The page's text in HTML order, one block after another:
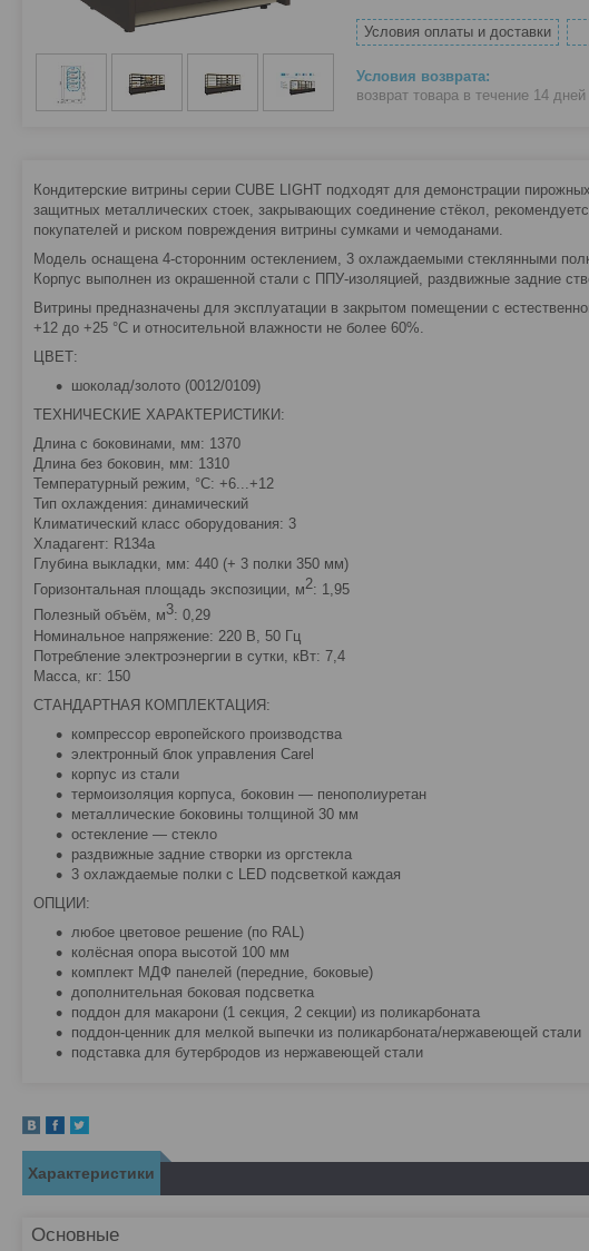
Условия оплаты и доставки
возврат товара в течение 14 дней
Кондитерские витрины серии CUBE LIGHT подходят для демонстрации
защитных металлических стоек, закрывающих соединение стёкол,
покупателей и риском повреждения витрины сумками и чемоданами.
Модель оснащена 4-сторонним остеклением, 3 охлаждаемыми стеклянными
Корпус выполнен из окрашенной стали с ППУ-изоляцией, раздвижные задние
Витрины предназначены для эксплуатации в закрытом помещении с
+12 до +25 °C и относительной влажности не более 60%.
ЦВЕТ:
шоколад/золото (0012/0109)
ТЕХНИЧЕСКИЕ ХАРАКТЕРИСТИКИ:
Длина с боковинами, мм: 1370
Длина без боковин, мм: 1310
Температурный режим, °C: +6...+12
Тип охлаждения: динамический
Климатический класс оборудования: 3
Хладагент: R134a
Глубина выкладки, мм: 440 (+ 3 полки 350 мм)
Горизонтальная площадь экспозиции, м2: 1,95
Полезный объём, м3: 0,29
Номинальное напряжение: 220 В, 50 Гц
Потребление электроэнергии в сутки, кВт: 7,4
Масса, кг: 150
СТАНДАРТНАЯ КОМПЛЕКТАЦИЯ:
компрессор европейского производства
электронный блок управления Carel
корпус из стали
термоизоляция корпуса, боковин — пенополиуретан
металлические боковины толщиной 30 мм
остекление — стекло
раздвижные задние створки из оргстекла
3 охлаждаемые полки с LED подсветкой каждая
ОПЦИИ:
любое цветовое решение (по RAL)
колёсная опора высотой 100 мм
комплект МДФ панелей (передние, боковые)
дополнительная боковая подсветка
поддон для макарони (1 секция, 2 секции) из поликарбоната
поддон-ценник для мелкой выпечки из поликарбоната/нержавеющей стали
подставка для бутербродов из нержавеющей стали
Характеристики
Основные